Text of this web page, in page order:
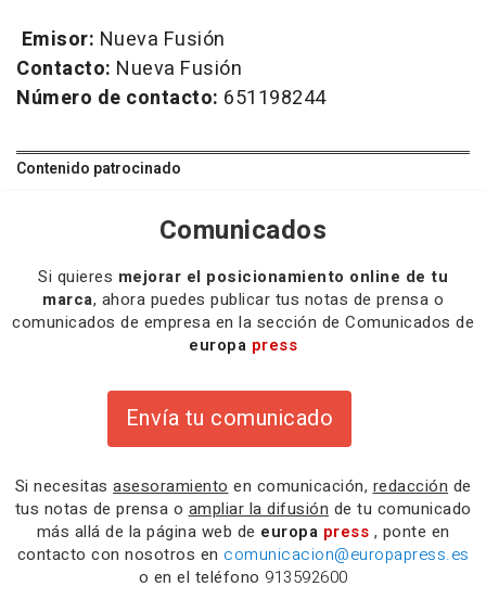
Emisor: Nueva Fusión
Contacto: Nueva Fusión
Número de contacto: 651198244
Contenido patrocinado
Comunicados
Si quieres mejorar el posicionamiento online de tu
marca, ahora puedes publicar tus notas de prensa o
comunicados de empresa en la sección de Comunicados de
europa press
Envía tu comunicado
Si necesitas asesoramiento en comunicación, redacción de
tus notas de prensa o ampliar la difusión de tu comunicado
más allá de la página web de europa press , ponte en
contacto con nosotros en comunicacion@europapress.es
o en el teléfono 913592600